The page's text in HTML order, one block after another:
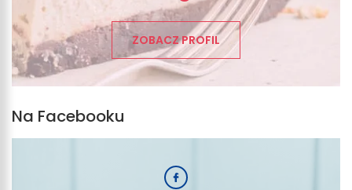
ZOBACZ PROFIL
Na Facebooku